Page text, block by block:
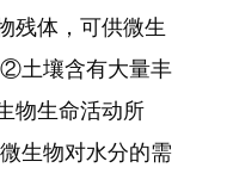
残体，可供微生
土壤含有大量丰
物生命活动所
生物对水分的需